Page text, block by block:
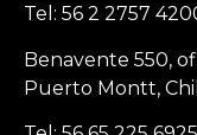
Tel: 56 2 2757
Benavente 550,
Puerto Montt,